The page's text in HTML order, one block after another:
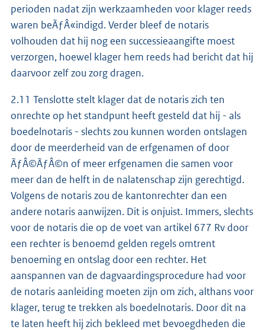
perioden nadat zijn werkzaamheden voor klager reeds
waren beÃƒÂ«indigd. Verder bleef de notaris
volhouden dat hij nog een successieaangifte moest
verzorgen, hoewel klager hem reeds had bericht dat hij
daarvoor zelf zou zorg dragen.
2.11 Tenslotte stelt klager dat de notaris zich ten
onrechte op het standpunt heeft gesteld dat hij - als
boedelnotaris - slechts zou kunnen worden ontslagen
door de meerderheid van de erfgenamen of door
ÃƒÂ©ÃƒÂ©n of meer erfgenamen die samen voor
meer dan de helft in de nalatenschap zijn gerechtigd.
Volgens de notaris zou de kantonrechter dan een
andere notaris aanwijzen. Dit is onjuist. Immers, slechts
voor de notaris die op de voet van artikel 677 Rv door
een rechter is benoemd gelden regels omtrent
benoeming en ontslag door een rechter. Het
aanspannen van de dagvaardingsprocedure had voor
de notaris aanleiding moeten zijn om zich, althans voor
klager, terug te trekken als boedelnotaris. Door dit na
te laten heeft hij zich bekleed met bevoegdheden die